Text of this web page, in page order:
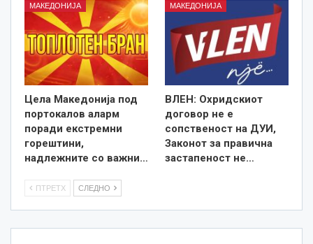
МАКЕДОНИЈА
Цела Македонија под
портокалов аларм
поради екстремни
горештини,
надлежните со важни…
МАКЕДОНИЈА
ВЛЕН: Охридскиот
договор не е
сопственост на ДУИ,
Законот за правична
застапеност не…
ПТРЕТХ СЛЕДНО